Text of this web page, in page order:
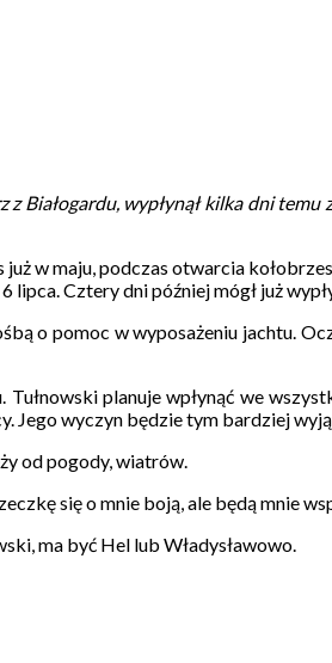
z Białogardu, wypłynął kilka dni
już w maju, podczas otwarcia
lipca. Cztery dni później mógł już
o pomoc w wyposażeniu jachtu.
planuje wpłynąć we
Jego wyczyn będzie tym bardziej
od pogody, wiatrów.
się o mnie boją, ale będą mnie
ma być Hel lub Władysławowo.